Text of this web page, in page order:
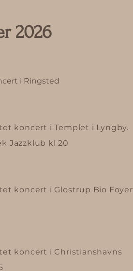
2026
i Ringsted
koncert i Templet i Lyngby.
Jazzklub kl 20
koncert i Glostrup Bio Foyer
koncert i Christianshavns